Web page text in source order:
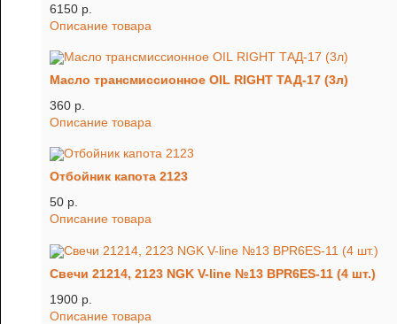
6150 p.
Описание товара
Масло трансмиссионное OIL RIGHT ТАД-17 (3л)
360 p.
Описание товара
Отбойник капота 2123
50 p.
Описание товара
Свечи 21214, 2123 NGK V-line №13 BPR6ES-11 (4 шт.)
1900 p.
Описание товара